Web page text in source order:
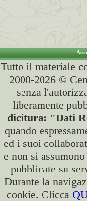
Tutto il materiale
2000-2026 ©
senza
liberamente
dicitura: "Dati
quando
ed i suoi
e non si
pubblicate su
Durante la
cookie. Clicca